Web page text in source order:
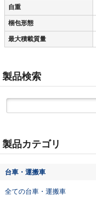
自重
梱包形態
最大積載質量
製品検索
製品カテゴリ
台車・運搬車
全ての台車・運搬車